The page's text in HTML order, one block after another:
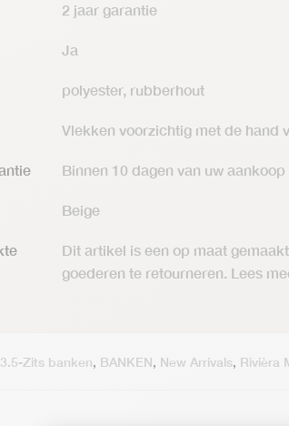
2 jaar garantie
Ja
polyester, rubberhout
Vlekken voorzichtig met de hand
Binnen 10 dagen van uw aankoop
Beige
Dit artikel is een op maat
goederen te retourneren. Lees
3.5-Zits banken, BANKEN, New Arrivals, Rivièra